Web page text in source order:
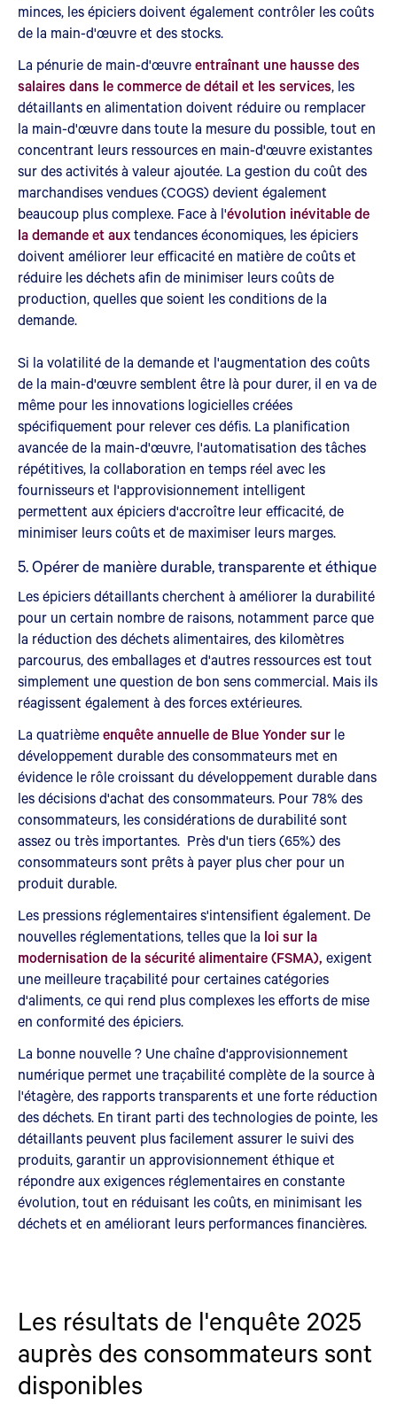
minces, les épiciers doivent également contrôler les coûts
de la main-d'œuvre et des stocks.
La pénurie de main-d'œuvreentraînant une hausse des
salaires dans le commerce de détail et les services, les
détaillants en alimentation doivent réduire ou remplacer
la main-d'œuvre dans toute la mesure du possible, tout en
concentrant leurs ressources en main-d'œuvre existantes
sur des activités à valeur ajoutée. La gestion du coût des
marchandises vendues (COGS) devient également
beaucoup plus complexe. Face à l'évolution inévitable de
la demande et auxtendances économiques, les épiciers
doivent améliorer leur efficacité en matière de coûts et
réduire les déchets afin de minimiser leurs coûts de
production, quelles que soient les conditions de la
demande.
Si la volatilité de la demande et l'augmentation des coûts
de la main-d'œuvre semblent être là pour durer, il en va de
même pour les innovations logicielles créées
spécifiquement pour relever ces défis. La planification
avancée de la main-d'œuvre, l'automatisation des tâches
répétitives, la collaboration en temps réel avec les
fournisseurs et l'approvisionnement intelligent
permettent aux épiciers d'accroître leur efficacité, de
minimiser leurs coûts et de maximiser leurs marges.
5. Opérer de manière durable, transparente et éthique
Les épiciers détaillants cherchent à améliorer la durabilité
pour un certain nombre de raisons, notamment parce que
la réduction des déchets alimentaires, des kilomètres
parcourus, des emballages et d'autres ressources est tout
simplement une question de bon sens commercial. Mais ils
réagissent également à des forces extérieures.
La quatrièmeenquête annuelle de Blue Yonder sur le
développement durable des consommateurs met en
évidence le rôle croissant du développement durable dans
les décisions d'achat des consommateurs. Pour 78% des
consommateurs, les considérations de durabilité sont
assez ou très importantes. Près d'un tiers (65%) des
consommateurs sont prêts à payer plus cher pour un
produit durable.
Les pressions réglementaires s'intensifient également. De
nouvelles réglementations, telles que la loi sur la
modernisation de la sécurité alimentaire (FSMA), exigent
une meilleure traçabilité pour certaines catégories
d'aliments, ce qui rend plus complexes les efforts de mise
en conformité des épiciers.
La bonne nouvelle ? Une chaîne d'approvisionnement
numérique permet une traçabilité complète de la source à
l'étagère, des rapports transparents et une forte réduction
des déchets. En tirant parti des technologies de pointe, les
détaillants peuvent plus facilement assurer le suivi des
produits, garantir un approvisionnement éthique et
répondre aux exigences réglementaires en constante
évolution, tout en réduisant les coûts, en minimisant les
déchets et en améliorant leurs performances financières.
Les résultats de l'enquête 2025
auprès des consommateurs sont
disponibles